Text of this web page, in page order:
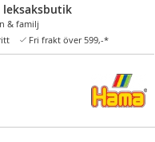
leksaksbutik
& familj
Fri frakt över 599,-*